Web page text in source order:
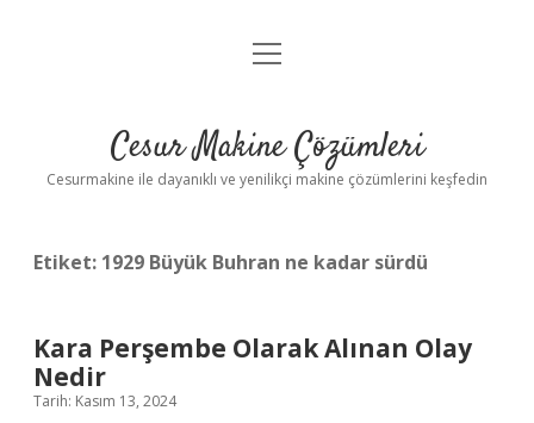
Anasayfa
Yasal Uyarı
menüyü
Cesur Makine Çözümleri
Cesurmakine ile dayanıklı ve yenilikçi makine çözümlerini keşfedin
Etiket: 1929 Büyük Buhran ne kadar sürdü
Kara Perşembe Olarak Alınan Olay
Nedir
Tarih: Kasım 13, 2024